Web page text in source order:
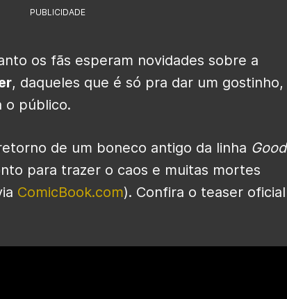
PUBLICIDADE
os fãs esperam novidades sobre a
, daqueles que é só pra dar um gostinho,
o público.
de um boneco antigo da linha Good
para trazer o caos e muitas mortes
ComicBook.com). Confira o teaser oficial